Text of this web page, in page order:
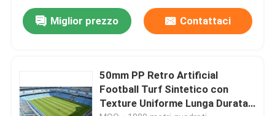
Prodotti
Miglior prezzo Contattaci
50mm PP Retro Artificial
Football Turf Sintetico con
Texture Uniforme Lunga Durata